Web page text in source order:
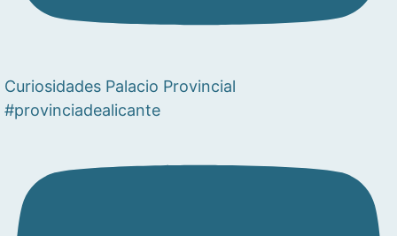
Curiosidades Palacio Provincial
#provinciadealicante